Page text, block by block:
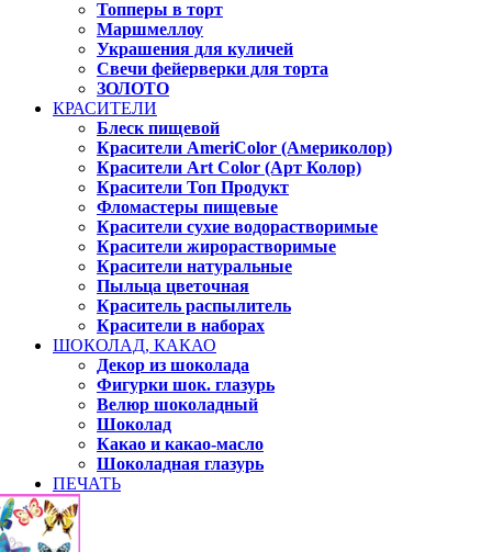
Топперы в торт
Маршмеллоу
Украшения для куличей
Свечи фейерверки для торта
ЗОЛОТО
КРАСИТЕЛИ
Блеск пищевой
Красители AmeriColor (Америколор)
Красители Art Color (Арт Колор)
Красители Топ Продукт
Фломастеры пищевые
Красители сухие водорастворимые
Красители жирорастворимые
Красители натуральные
Пыльца цветочная
Краситель распылитель
Красители в наборах
ШОКОЛАД, КАКАО
Декор из шоколада
Фигурки шок. глазурь
Велюр шоколадный
Шоколад
Какао и какао-масло
Шоколадная глазурь
ПЕЧАТЬ